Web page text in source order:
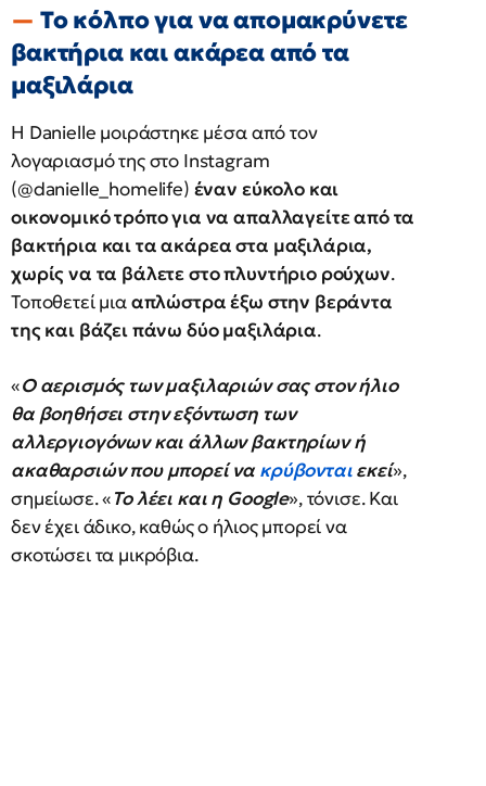
Το κόλπο για να απομακρύνετε
βακτήρια και ακάρεα από τα
μαξιλάρια
Η Danielle μοιράστηκε μέσα από τον
λογαριασμό της στο Instagram
(@danielle_homelife) έναν εύκολο και
οικονομικό τρόπο για να απαλλαγείτε από τα
βακτήρια και τα ακάρεα στα μαξιλάρια,
χωρίς να τα βάλετε στο πλυντήριο ρούχων.
Τοποθετεί μιααπλώστρα έξω στην βεράντα
της και βάζει πάνω δύο μαξιλάρια.
«Ο αερισμός των μαξιλαριών σας στον ήλιο
θα βοηθήσει στην εξόντωση των
αλλεργιογόνων και άλλων βακτηρίων ή
ακαθαρσιών που μπορεί νακρύβονταιεκεί»,
σημείωσε. «Το λέει και η Google», τόνισε. Και
δεν έχει άδικο, καθώς ο ήλιος μπορεί να
σκοτώσει τα μικρόβια.